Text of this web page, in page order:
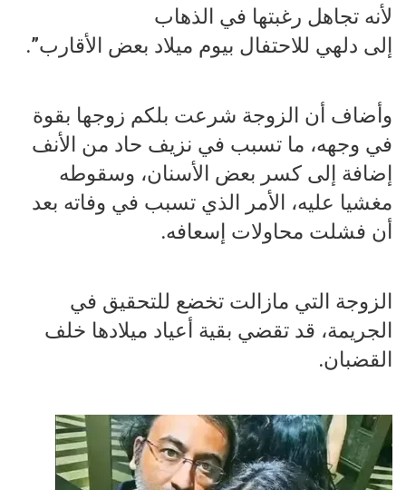
لأنه تجاهل رغبتها في الذهاب
إلى دلهي للاحتفال بيوم ميلاد بعض الأقارب”.
وأضاف أن الزوجة شرعت بلكم زوجها بقوة
في وجهه، ما تسبب في نزيف حاد من الأنف
إضافة إلى كسر بعض الأسنان، وسقوطه
مغشيا عليه، الأمر الذي تسبب في وفاته بعد
أن فشلت محاولات إسعافه.
الزوجة التي مازالت تخضع للتحقيق في
الجريمة، قد تقضي بقية أعياد ميلادها خلف
القضبان.